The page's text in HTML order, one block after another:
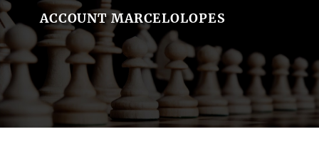
ACCOUNT MARCELOLOPES